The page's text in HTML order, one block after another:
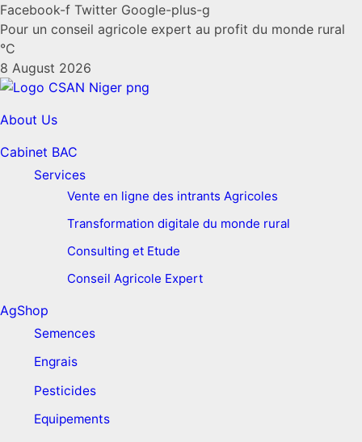
Facebook-f Twitter Google-plus-g
Pour un conseil agricole expert au profit du monde rural
°C
8 August 2026
About Us
Cabinet BAC
Services
Vente en ligne des intrants Agricoles
Transformation digitale du monde rural
Consulting et Etude
Conseil Agricole Expert
AgShop
Semences
Engrais
Pesticides
Equipements